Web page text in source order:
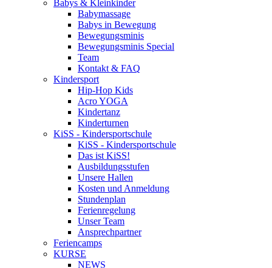
Babys & Kleinkinder
Babymassage
Babys in Bewegung
Bewegungsminis
Bewegungsminis Special
Team
Kontakt & FAQ
Kindersport
Hip-Hop Kids
Acro YOGA
Kindertanz
Kinderturnen
KiSS - Kindersportschule
KiSS - Kindersportschule
Das ist KiSS!
Ausbildungsstufen
Unsere Hallen
Kosten und Anmeldung
Stundenplan
Ferienregelung
Unser Team
Ansprechpartner
Feriencamps
KURSE
NEWS